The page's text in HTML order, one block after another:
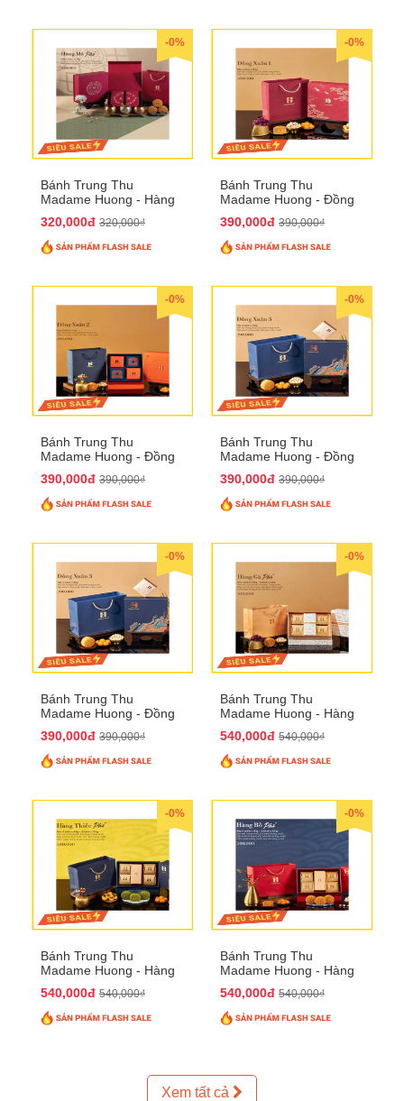
-0%
Bánh Trung Thu
Madame Huong - Hàng
320,000đ 320,000₫
-0%
Bánh Trung Thu
Madame Huong - Đồng
390,000đ 390,000₫
-0%
Bánh Trung Thu
Madame Huong - Đồng
390,000đ 390,000₫
-0%
Bánh Trung Thu
Madame Huong - Đồng
390,000đ 390,000₫
-0%
Bánh Trung Thu
Madame Huong - Đồng
390,000đ 390,000₫
-0%
Bánh Trung Thu
Madame Huong - Hàng
540,000đ 540,000₫
-0%
Bánh Trung Thu
Madame Huong - Hàng
540,000đ 540,000₫
-0%
Bánh Trung Thu
Madame Huong - Hàng
540,000đ 540,000₫
Xem tất cả